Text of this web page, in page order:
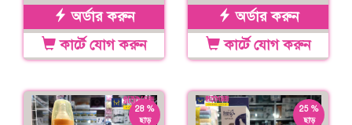
অর্ডার করুন
কার্টে যোগ করুন
অর্ডার করুন
কার্টে যোগ করুন
28 %
ছাড়
25 %
ছাড়